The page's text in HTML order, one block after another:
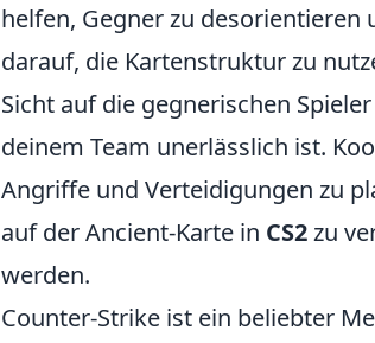
helfen, Gegner zu
darauf, die Kartenstruktur zu
Sicht auf die gegnerischen
deinem Team unerlässlich ist.
Angriffe und Verteidigungen zu
auf der Ancient-Karte in CS2zu
werden.
Counter-Strike ist ein beliebter